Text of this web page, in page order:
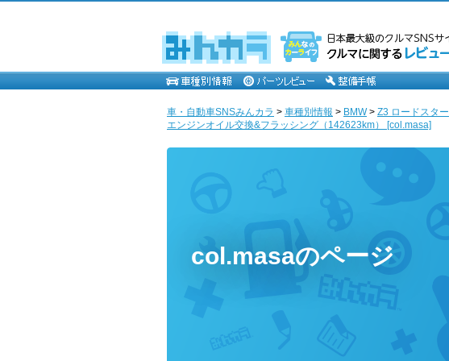
車・自動車SNSみんカラ > 車種別情報 > BMW> Z3 ロードスター
エンジンオイル交換&フラッシング（142623km） [col.masa]
col.masaのページ